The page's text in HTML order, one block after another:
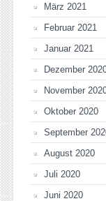
März 2021
Februar 2021
Januar 2021
Dezember
November
Oktober 2020
September
August 2020
Juli 2020
Juni 2020